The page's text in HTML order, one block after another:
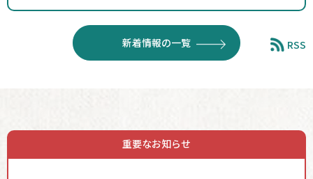
2026年6月4日更新
会津坂下町おためし地域おこし協力隊を募集します！【まちな
かの賑わい創出】
新着情報の一覧 RSS
本
重要なお知らせ